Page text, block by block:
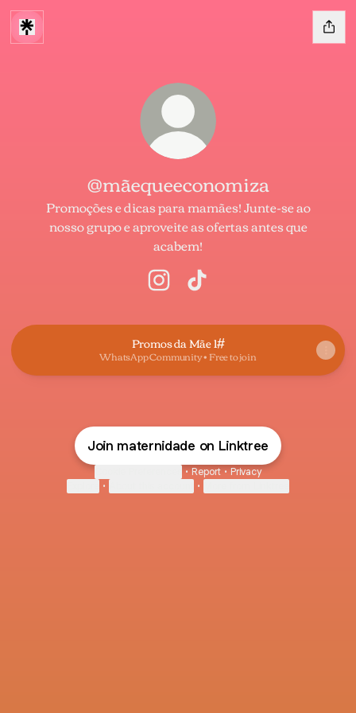
@mãequeeconomiza
Promoções e dicas para mamães! Junte-se ao
nosso grupo e aproveite as ofertas antes que
acabem!
@mãequeeconomiza Instagram
@mãequeeconomiza
Promos da Mãe 1#
WhatsApp Community • Free to join
Join maternidade on Linktree
• Report • Privacy
• •